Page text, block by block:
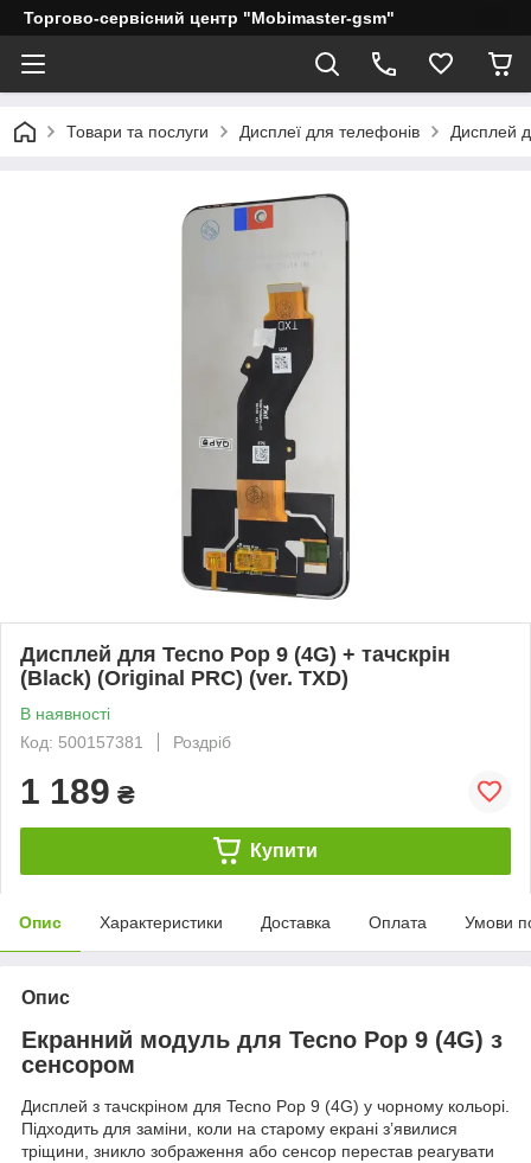
Торгово-сервісний центр "Mobimaster-gsm"
Товари та послуги Дисплеї для телефонів Дисплей
Дисплей для Tecno Pop 9 (4G) + тачскрін
(Black) (Original PRC) (ver. TXD)
В наявності
Код: 500157381
Роздріб
1 189 ₴
Купити
Опис Характеристики Доставка Оплата Умови
Опис
Екранний модуль для Tecno Pop 9 (4G) з
сенсором
Дисплей з тачскріном для Tecno Pop 9 (4G) у чорному кольорі.
Підходить для заміни, коли на старому екрані з’явилися
тріщини, зникло зображення або сенсор перестав реагувати